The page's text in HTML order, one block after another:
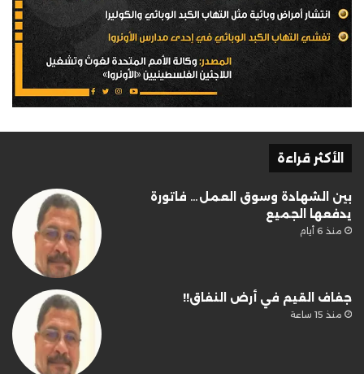
الأكثر قراءة
بين الشهادة وسوق العمل… فاتورة
يدفعها الجميع
منذ 6 أيام
جفاف القيم في أرض النفاق!!
منذ 15 ساعة